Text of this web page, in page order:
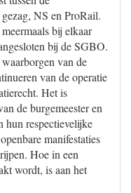
NS en ProRail.
bij elkaar
bij de SGBO.
van de
van de operatie
Het is
de burgemeester en
hun respectievelijke
manifestaties
Hoe in een
wordt, is aan het